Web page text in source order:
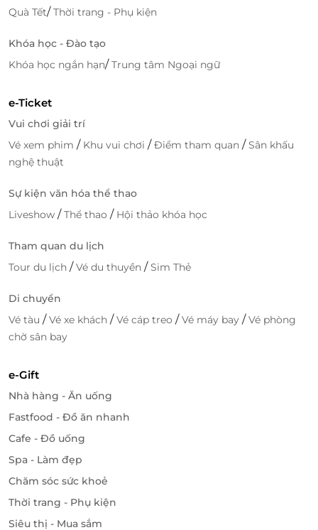
đến không gian thiên nhiên gần gũi, trong xanh
cùng thực đơn các món ăn đa dạng, hấp dẫn được
nghỉ dưỡng thành phố mù sương của bạn thêm
Quầy bar với tông màu gỗ độc lạ, kiến trúc châu Âu
mang đến sự ấm cùng và gần gũi giúp du khách có
Quà Tết/Thời trang - Phụ kiện
Khóa học - Đào tạo
Khóa học ngắn hạn/Trung tâm Ngoại ngữ
e-Ticket
Vui chơi giải trí
Vé xem phim / Khu vui chơi /Điểm tham quan /Sân khấu
nghệ thuật
Sự kiện văn hóa thể thao
Liveshow /Thể thao / Hội thảo khóa học
Tham quan du lịch
Tour du lịch /Vé du thuyền /Sim Thẻ
Di chuyển
Vé tàu /Vé xe khách /Vé cáp treo /Vé máy bay /Vé phòng
chờ sân bay
e-Gift
Nhà hàng - Ăn uống
Fastfood - Đồ ăn nhanh
Cafe - Đồ uống
Spa - Làm đẹp
Chăm sóc sức khoẻ
Thời trang - Phụ kiện
Siêu thị - Mua sắm